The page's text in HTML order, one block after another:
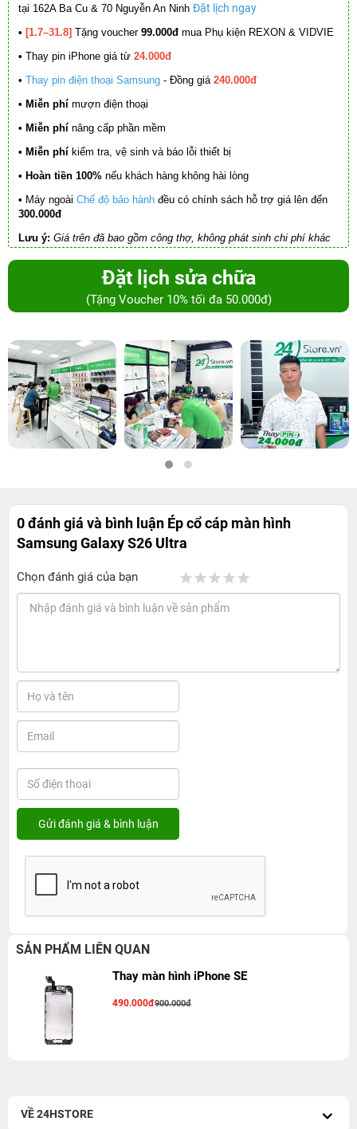
tại 162A Ba Cu & 70 Nguyễn An Ninh Đặt lịch ngay
• [1.7–31.8] Tặng voucher 99.000đ mua Phụ kiện REXON & VIDVIE
• Thay pin iPhone giá từ 24.000đ
• Thay pin điện thoại Samsung - Đồng giá 240.000đ
• Miễn phí mượn điện thoại
• Miễn phí nâng cấp phần mềm
• Miễn phí kiểm tra, vệ sinh và báo lỗi thiết bị
• Hoàn tiền 100% nếu khách hàng không hài lòng
• Máy ngoài Chế độ bảo hành đều có chính sách hỗ trợ giá lên đến
300.000đ
Lưu ý: Giá trên đã bao gồm công thợ, không phát sinh chi phí khác
Đặt lịch sửa chữa
(Tặng Voucher 10% tối đa 50.000đ)
0 đánh giá và bình luận Ép cổ cáp màn hình
Samsung Galaxy S26 Ultra
Chọn đánh giá của bạn
SẢN PHẨM LIÊN QUAN
Thay màn hình iPhone SE
490.000đ900.000đ
VỀ 24HSTORE